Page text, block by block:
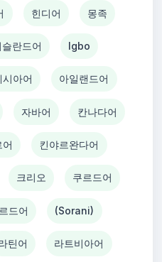
힌디어 몽족
란드어 Igbo
시아어 아일랜드어
자바어 칸나다어
어 킨야르완다어
크리오 쿠르드어
드어 (Sorani)
틴어 라트비아어